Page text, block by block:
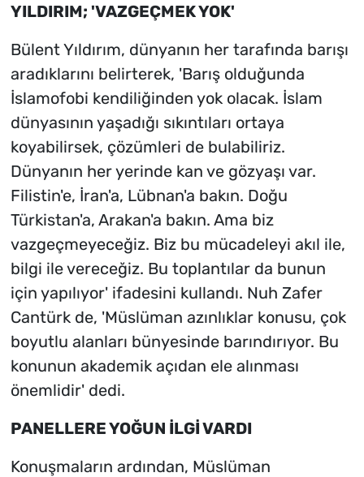
YILDIRIM; 'VAZGEÇMEK YOK'
Bülent Yıldırım, dünyanın her tarafında barışı
aradıklarını belirterek, 'Barış olduğunda
İslamofobi kendiliğinden yok olacak. İslam
dünyasının yaşadığı sıkıntıları ortaya
koyabilirsek, çözümleri de bulabiliriz.
Dünyanın her yerinde kan ve gözyaşı var.
Filistin'e, İran'a, Lübnan'a bakın. Doğu
Türkistan'a, Arakan'a bakın. Ama biz
vazgeçmeyeceğiz. Biz bu mücadeleyi akıl ile,
bilgi ile vereceğiz. Bu toplantılar da bunun
için yapılıyor' ifadesini kullandı. Nuh Zafer
Cantürk de, 'Müslüman azınlıklar konusu, çok
boyutlu alanları bünyesinde barındırıyor. Bu
konunun akademik açıdan ele alınması
önemlidir' dedi.
PANELLERE YOĞUN İLGİ VARDI
Konuşmaların ardından, Müslüman